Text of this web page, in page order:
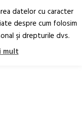
RO EN
datelor cu caracter
despre cum folosim
şi drepturile dvs.
mult